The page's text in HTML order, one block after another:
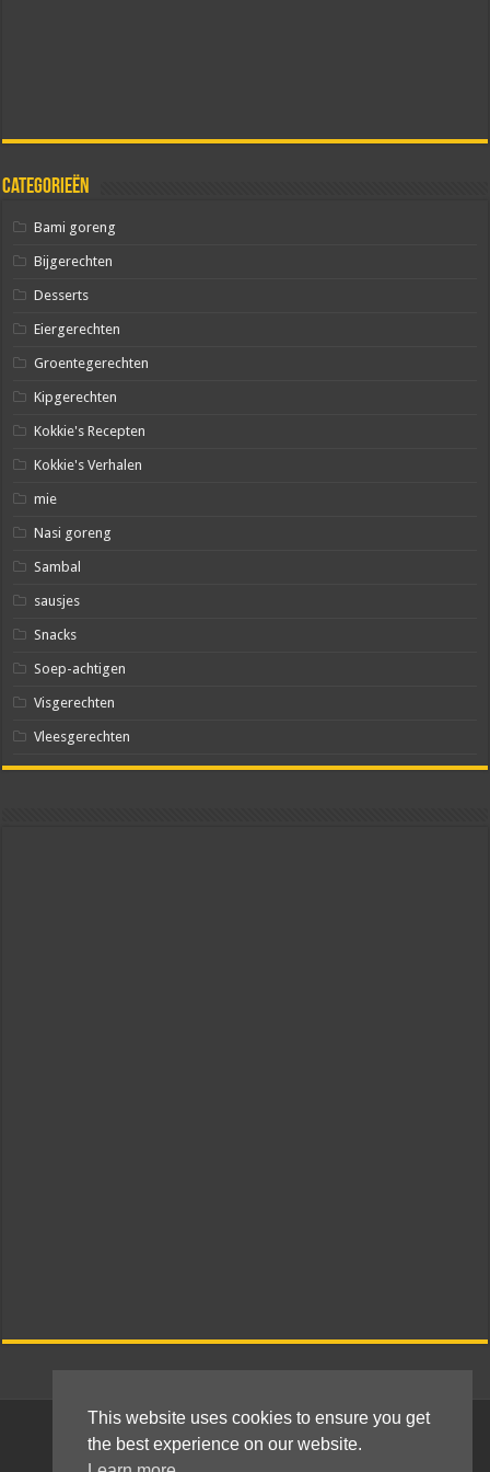
Categorieën
Bami goreng
Bijgerechten
Desserts
Eiergerechten
Groentegerechten
Kipgerechten
Kokkie's Recepten
Kokkie's Verhalen
mie
Nasi goreng
Sambal
sausjes
Snacks
Soep-achtigen
Visgerechten
Vleesgerechten
© 2010 - 2021 Kokkie Slomo - Indische recepten
This website uses cookies to ensure you get
the best experience on our website.